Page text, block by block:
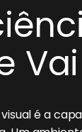
visual é a